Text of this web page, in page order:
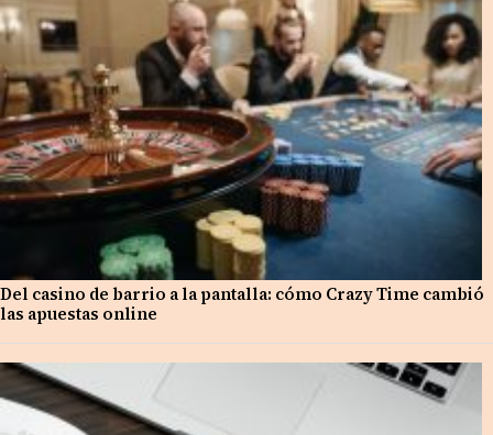
Del casino de barrio a la pantalla: cómo Crazy Time cambió
las apuestas online